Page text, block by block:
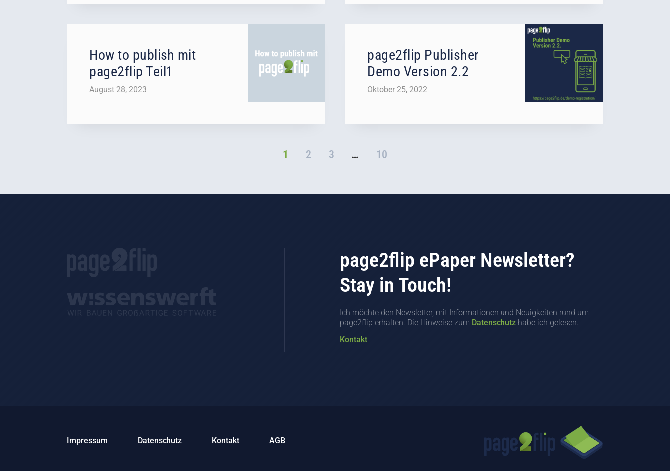
How to publish mit
page2flip Teil1
August 28, 2023
page2flip Publisher
Demo Version 2.2
Oktober 25, 2022
1 2 3 … 10
page2flip ePaper Newsletter?
Stay in Touch!
Ich möchte den Newsletter, mit Informationen und Neuigkeiten rund um
page2flip erhalten. Die Hinweise zum Datenschutz habe ich gelesen.
Kontakt
Impressum Datenschutz Kontakt AGB